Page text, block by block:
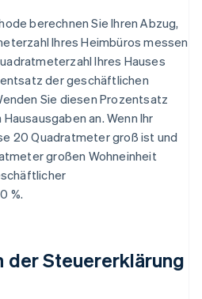
berechnen Sie Ihren Abzug,
Ihres Heimbüros messen
Ihres Hauses
der geschäftlichen
Sie diesen Prozentsatz
an. Wenn Ihr
20 Quadratmeter groß ist und
großen Wohneinheit
%.
der Steuererklärung